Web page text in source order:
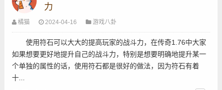
力
橘猫 2024-04-16 游戏八卦
使用符石可以大大的提高玩家的战斗力，在传奇1.76中大家
如果想要更好地提升自己的战斗力，特别是想要明确地提升某一
个单独的属性的话，使用符石都是很好的做法，因为符石有着
十...